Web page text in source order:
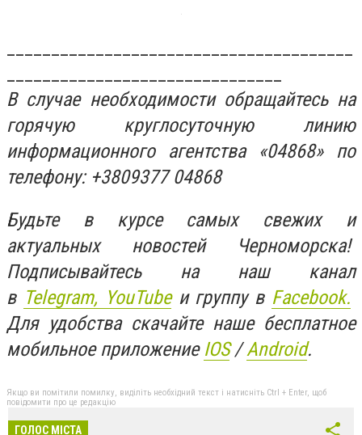
В случае необходимости обращайтесь на
горячую круглосуточную линию
информационного агентства «04868» по
телефону: +3809377 04868
Будьте в курсе самых свежих и
актуальных новостей Черноморска!
Подписывайтесь на наш канал
в Telegram, YouTubeи группу в Facebook.
Для удобства скачайте наше бесплатное
мобильное приложение IOS/Android.
Якщо ви помітили помилку, виділіть необхідний текст і натисніть Ctrl + Enter, щоб
повідомити про це редакцію
ГОЛОС МІСТА